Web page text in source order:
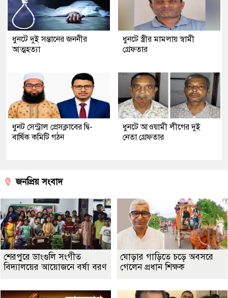
ধুনটে দুই সন্তানের জননীর
আত্মহত্যা
ধুনটে স্ত্রীর মামলায় স্বামী
গ্রেফতার
ধুনট সেন্ট্রাল প্রেসক্লাবের দ্বি-
বার্ষিক কমিটি গঠন
ধুনটে আওয়ামী লীগের দুই
নেতা গ্রেফতার
জনপ্রিয় সংবাদ
শেরপুরে ডাংগুলি সংগীত
বিদ্যালয়ের আয়োজনে বর্ষা বরণ
ঘোড়ার গাড়িতে চড়ে অবসরে
গেলেন প্রধান শিক্ষক